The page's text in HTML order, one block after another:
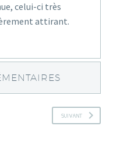
celui-ci très
attirant.
SUIVANT